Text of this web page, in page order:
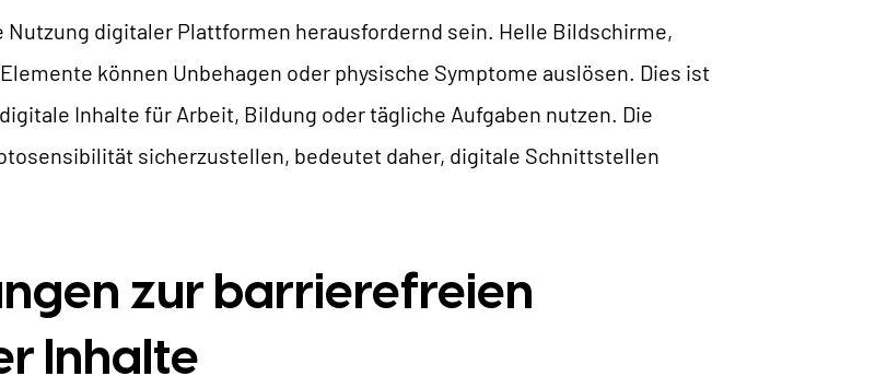
digitaler Plattformen herausfordernd sein. Helle Bildschirme,
können Unbehagen oder physische Symptome auslösen. Dies ist
Inhalte für Arbeit, Bildung oder tägliche Aufgaben nutzen. Die
sicherzustellen, bedeutet daher, digitale Schnittstellen
zur barrierefreien
Inhalte